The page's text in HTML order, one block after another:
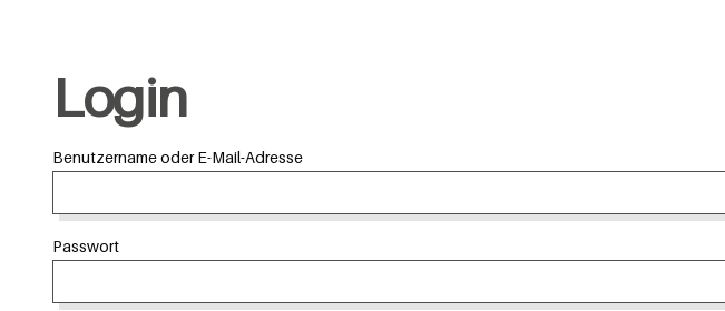
Login
Benutzername oder E-Mail-Adresse
Passwort